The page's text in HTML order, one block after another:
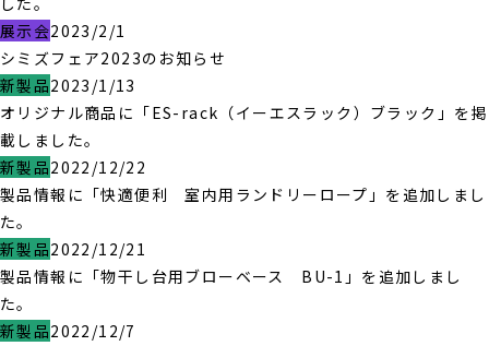
展示会2023/2/1
シミズフェア2023のお知らせ
新製品2023/1/13
オリジナル商品に「ES-rack（イーエスラック）ブラック」を掲
載しました。
新製品2022/12/22
製品情報に「快適便利 室内用ランドリーロープ」を追加しまし
た。
新製品2022/12/21
製品情報に「物干し台用ブローベース BU-1」を追加しまし
た。
新製品2022/12/7